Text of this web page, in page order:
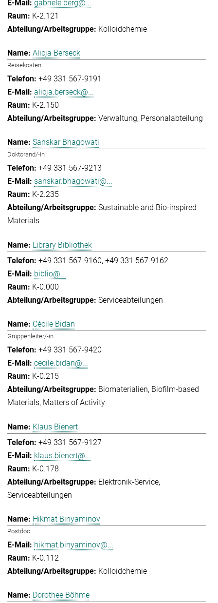
gabriele.berg@...
K-2.121
Kolloidchemie
Alicja Berseck
Reisekosten
+49 331 567-9191
alicja.berseck@...
K-2.150
Verwaltung Personalabteilung
Sanskar Bhagowati
Doktorand/-in
+49 331 567-9213
sanskar.bhagowati@...
K-2.235
Sustainable and Bio-inspired
Materials
Library Bibliothek
+49 331 567-9160 +49 331 567-9162
biblio@...
K-0.000
Serviceabteilungen
Cécile Bidan
Gruppenleiter/-in
+49 331 567-9420
cecile.bidan@...
K-0.215
Biomaterialien Biofilm-based
Materials Matters of Activity
Klaus Bienert
+49 331 567-9127
klaus.bienert@...
K-0.178
Elektronik-Service
Serviceabteilungen
Hikmat Binyaminov
Postdoc
hikmat.binyaminov@...
K-0.112
Kolloidchemie
Dorothee Böhme